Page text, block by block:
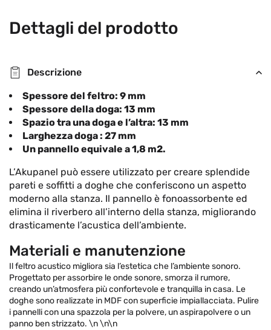
Dettagli del prodotto
Descrizione
Spessore del feltro: 9 mm
Spessore della doga: 13 mm
Spazio tra una doga e l’altra: 13 mm
Larghezza doga : 27 mm
Un pannello equivale a 1,8 m2.
L’Akupanel può essere utilizzato per creare splendide
pareti e soffitti a doghe che conferiscono un aspetto
moderno alla stanza. Il pannello è fonoassorbente ed
elimina il riverbero all’interno della stanza, migliorando
drasticamente l’acustica dell’ambiente.
Materiali e manutenzione
Il feltro acustico migliora sia l’estetica che l’ambiente sonoro.
Progettato per assorbire le onde sonore, smorza il rumore,
creando un’atmosfera più confortevole e tranquilla in casa. Le
doghe sono realizzate in MDF con superficie impiallacciata. Pulire
i pannelli con una spazzola per la polvere, un aspirapolvere o un
panno ben strizzato. \n \n\n